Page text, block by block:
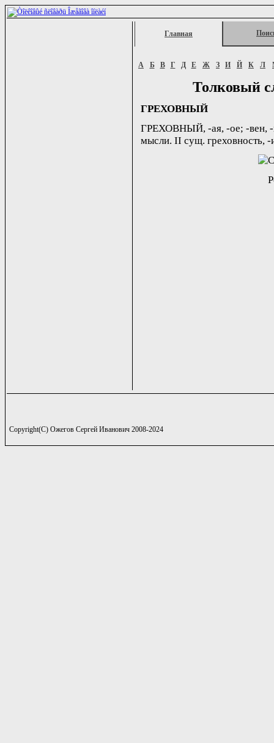
Главная
А Б В Г Д Е Ж З И Й К Л
Толковый
ГРЕХОВНЫЙ
ГРЕХОВНЫЙ, -ая, -ое; -вен, -
мысли. II сущ. греховность,
Copyright(C) Ожегов Сергей Иванович 2008-2024